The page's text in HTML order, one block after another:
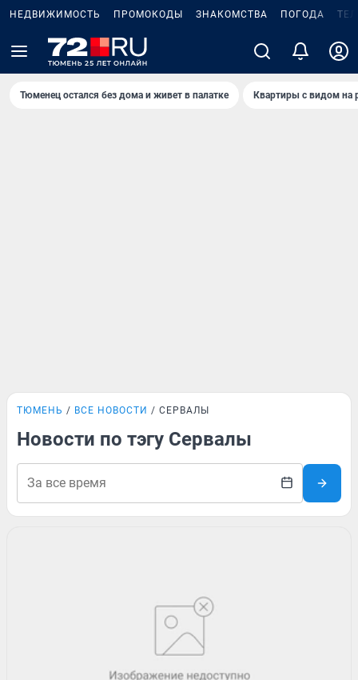
НЕДВИЖИМОСТЬ ПРОМОКОДЫ ЗНАКОМСТВА ПОГОДА
Тюменец остался без дома и живет в палатке Квартиры с видом на
ТЮМЕНЬ ВСЕ НОВОСТИ СЕРВАЛЫ
Новости по тэгу Сервалы